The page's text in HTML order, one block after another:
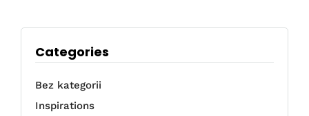
Categories
Bez kategorii
Inspirations